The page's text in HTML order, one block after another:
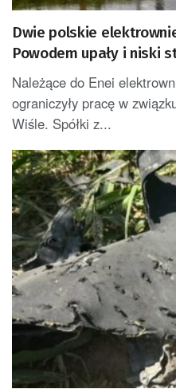
Dwie polskie
Powodem upały i niski
Należące do Enei
ograniczyły pracę w
Wiśle. Spółki z...